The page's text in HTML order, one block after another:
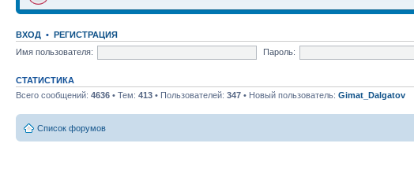
ВХОД • РЕГИСТРАЦИЯ
Имя пользователя:
Пароль:
СТАТИСТИКА
Всего сообщений: 4636 • Тем: 413 • Пользователей: 347 • Новый пользователь: Gimat_Dalgatov
Список форумов